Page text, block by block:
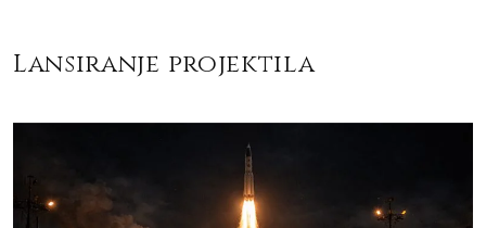
Lansiranje projektila